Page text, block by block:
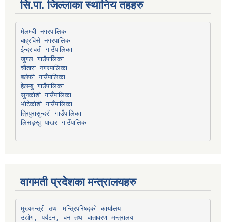
सि.पा. जिल्लाका स्थानिय तहहरु
मेलम्ची नगरपालिका
बाह्रविसे नगरपालिका
ईन्द्रावती गाउँपालिका
जुगल गाउँपालिका
चौतारा नगरपालिका
बलेफी गाउँपालिका
हेलम्बु गाउँपालिका
सुनकोशी गाउँपालिका
भोटेकोशी गाउँपालिका
त्रिपुरासुन्दरी गाउँपालिका
लिसङ्खु पाखर गाउँपालिका
वागमती प्रदेशका मन्त्रालयहरु
मुख्यमन्त्री तथा मन्त्रिपरिषद्को कार्यालय
उद्योग, पर्यटन, वन तथा वातावरण मन्त्रालय